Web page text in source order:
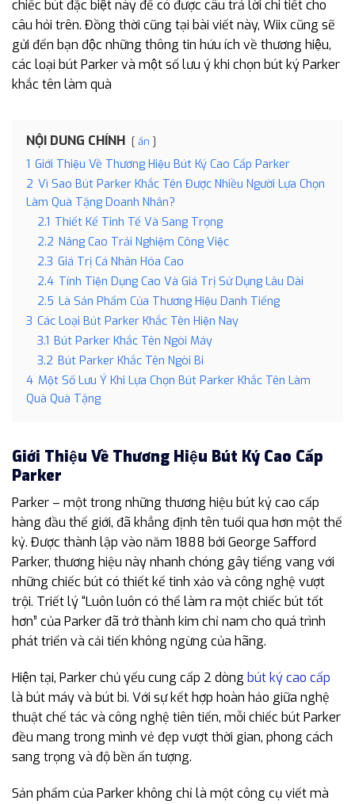
chiếc bút đặc biệt này để có được câu trả lời chi tiết cho
câu hỏi trên. Đồng thời cũng tại bài viết này, Wiix cũng sẽ
gửi đến bạn độc những thông tin hứu ích về thương hiệu,
các loại bút Parker và một số lưu ý khi chọn bút ký Parker
khắc tên làm quà
NỘI DUNG CHÍNH ẩn
1 Giới Thiệu Về Thương Hiệu Bút Ký Cao Cấp Parker
2 Vì Sao Bút Parker Khắc Tên Được Nhiều Người Lựa Chọn
Làm Quà Tặng Doanh Nhân?
2.1 Thiết Kế Tinh Tế Và Sang Trọng
2.2 Nâng Cao Trải Nghiệm Công Việc
2.3 Giá Trị Cá Nhân Hóa Cao
2.4 Tính Tiện Dụng Cao Và Giá Trị Sử Dụng Lâu Dài
2.5 Là Sản Phẩm Của Thương Hiệu Danh Tiếng
3 Các Loại Bút Parker Khắc Tên Hiện Nay
3.1 Bút Parker Khắc Tên Ngòi Máy
3.2 Bút Parker Khắc Tên Ngòi Bi
4 Một Số Lưu Ý Khi Lựa Chọn Bút Parker Khắc Tên Làm
Quà Quà Tặng
Giới Thiệu Về Thương Hiệu Bút Ký Cao Cấp
Parker
Parker – một trong những thương hiệu bút ký cao cấp
hàng đầu thế giới, đã khẳng định tên tuổi qua hơn một thế
kỷ. Được thành lập vào năm 1888 bởi George Safford
Parker, thương hiệu này nhanh chóng gây tiếng vang với
những chiếc bút có thiết kế tinh xảo và công nghệ vượt
trội. Triết lý “Luôn luôn có thể làm ra một chiếc bút tốt
hơn” của Parker đã trở thành kim chỉ nam cho quá trình
phát triển và cải tiến không ngừng của hãng.
Hiện tại, Parker chủ yếu cung cấp 2 dòng bút ký cao cấp
là bút máy và bút bi. Với sự kết hợp hoàn hảo giữa nghệ
thuật chế tác và công nghệ tiên tiến, mỗi chiếc bút Parker
đều mang trong mình vẻ đẹp vượt thời gian, phong cách
sang trọng và độ bền ấn tượng.
Sản phẩm của Parker không chỉ là một công cụ viết mà